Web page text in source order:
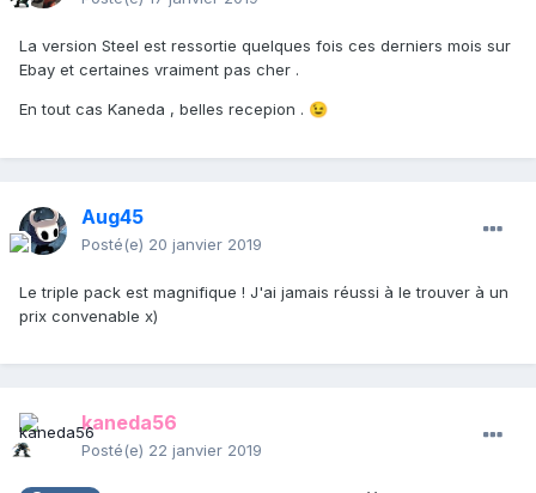
La version Steel est ressortie quelques fois ces derniers mois sur
Ebay et certaines vraiment pas cher .
En tout cas Kaneda , belles recepion . 😉
Aug45
Posté(e) 20 janvier 2019
Le triple pack est magnifique ! J'ai jamais réussi à le trouver à un
prix convenable x)
kaneda56
Posté(e) 22 janvier 2019